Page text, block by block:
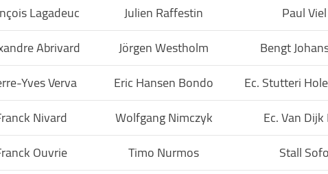
Lagadeuc Julien Raffestin
Paul Viel
Abrivard Jörgen Westholm
Bengt
Yves Verva Eric Hansen Bondo
Ec. Stutteri
Nivard Wolfgang Nimczyk
Ec. Van Dijk
Ouvrie Timo Nurmos
Stall